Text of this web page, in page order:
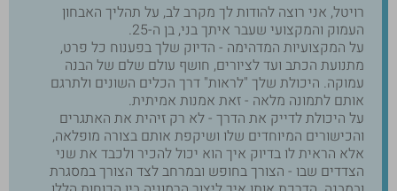
רויטל, אני רוצה להודות לך מקרב לב, על תהליך האבחון
העמוק והמקצועי שעבר איתך בני, בן ה-25.
על המקצועיות המדהימה - הדיוק שלך בפענוח כל פרט,
מתנועת הכתב ועד לציורים, חושף עולם שלם של הבנה
עמוקה. היכולת שלך "לראות" דרך הכלים השונים ולתרגם
אותם לתמונה מלאה - זאת אמנות אמיתית.
על היכולת לדייק את הדרך - לא רק זיהית את האתגרים
והכישורים המיוחדים שלו ושיקפת אותם בצורה מופלאה,
אלא הראית לו בדיוק איך הוא יכול להכיר ולכבד את שני
הצדדים שבו - הצורך בחופש ובמרחב לצד הצורך במסגרת